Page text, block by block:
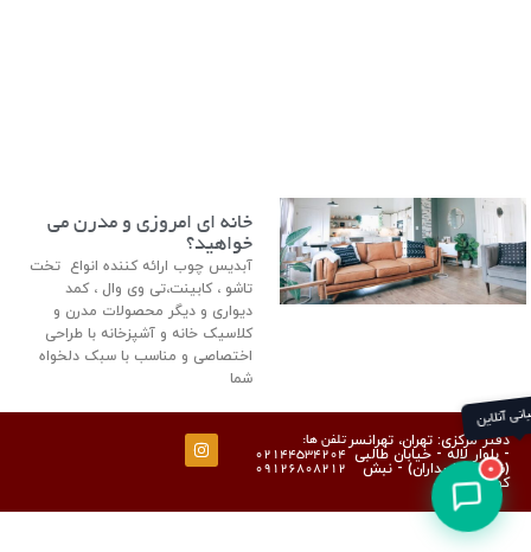
خانه ای امروزی و مدرن می
خواهید؟
آبدیس چوب ارائه کننده انواع تخت
تاشو ، کابینت،تی وی وال ، کمد
دیواری و دیگر محصولات مدرن و
کلاسیک خانه و آشپزخانه با طراحی
اختصاصی و مناسب با سبک دلخواه
شما
دفتر مرکزی: تهران، تهرانسر
- بلوار لاله - خیابان طالبی
(شهرک پاسداران) - نبش
کوچه نسترن
تلفن ها:
02144534204
09126808212
پشتیبانی آنلاین
0